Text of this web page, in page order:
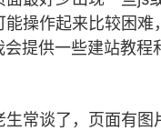
能操作起来比较困
提供一些建站教程
生常谈了，页面有